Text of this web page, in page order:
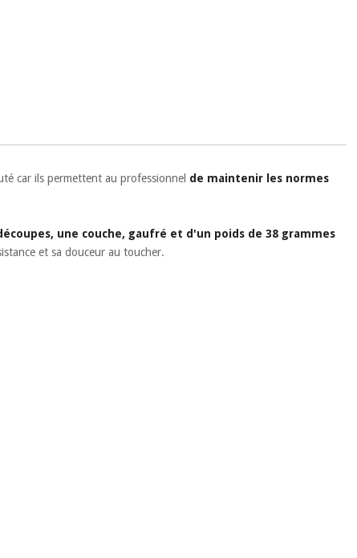
car ils permettent au professionnel de maintenir les normes
une couche, gaufré et d'un poids de 38 grammes
et sa douceur au toucher.